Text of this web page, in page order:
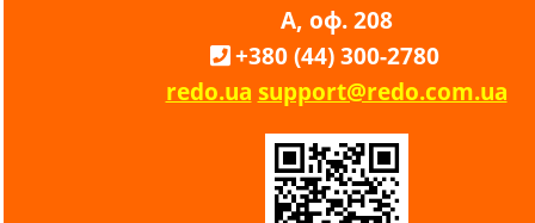
А, оф. 208
+380 (44) 300-2780
redo.ua support@redo.com.ua